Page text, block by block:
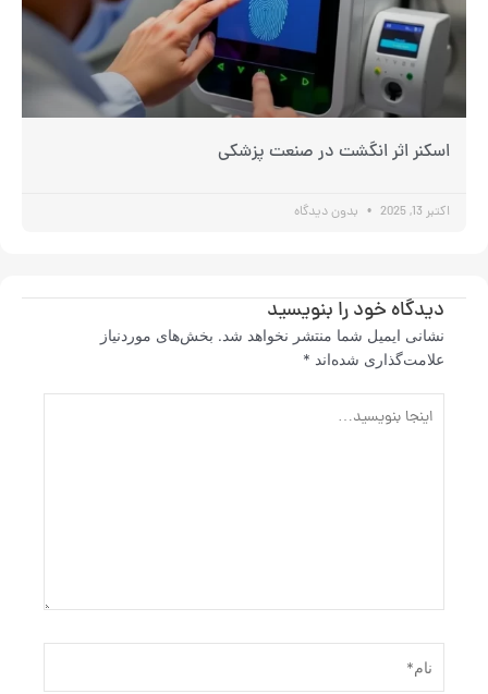
اسکنر اثر انگشت در صنعت پزشکی
اکتبر 13, 2025 بدون دیدگاه
دیدگاه‌ خود را بنویسید
نشانی ایمیل شما منتشر نخواهد شد. بخش‌های موردنیاز
علامت‌گذاری شده‌اند *
بنویسید…